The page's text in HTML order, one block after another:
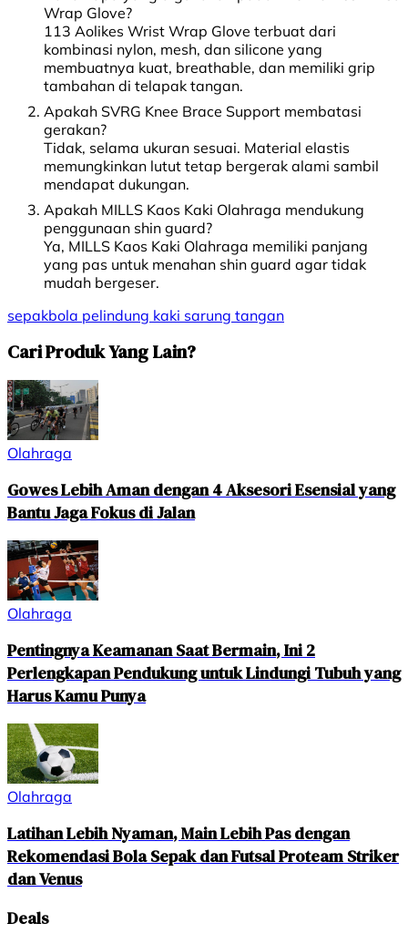
Wrap Glove?
113 Aolikes Wrist Wrap Glove terbuat dari
kombinasi nylon, mesh, dan silicone yang
membuatnya kuat, breathable, dan memiliki grip
tambahan di telapak tangan.
Apakah SVRG Knee Brace Support membatasi
gerakan?
Tidak, selama ukuran sesuai. Material elastis
memungkinkan lutut tetap bergerak alami sambil
mendapat dukungan.
Apakah MILLS Kaos Kaki Olahraga mendukung
penggunaan shin guard?
Ya, MILLS Kaos Kaki Olahraga memiliki panjang
yang pas untuk menahan shin guard agar tidak
mudah bergeser.
sepakbola pelindung kaki sarung tangan
Cari Produk Yang Lain?
Olahraga
Gowes Lebih Aman dengan 4 Aksesori Esensial yang
Bantu Jaga Fokus di Jalan
Olahraga
Pentingnya Keamanan Saat Bermain, Ini 2
Perlengkapan Pendukung untuk Lindungi Tubuh yang
Harus Kamu Punya
Olahraga
Latihan Lebih Nyaman, Main Lebih Pas dengan
Rekomendasi Bola Sepak dan Futsal Proteam Striker
dan Venus
Deals